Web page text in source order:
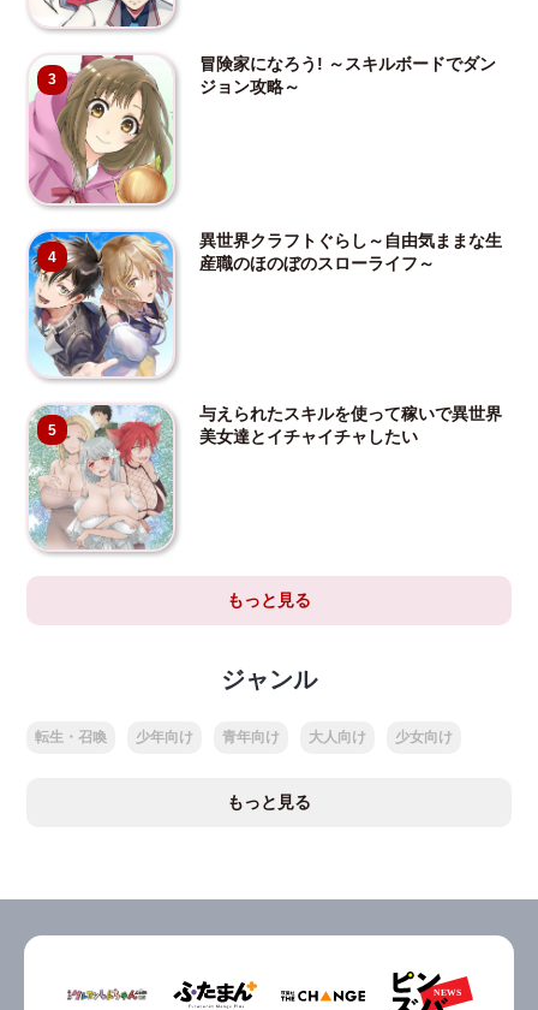
3
冒険家になろう! ～スキルボードでダン
ジョン攻略～
4
異世界クラフトぐらし～自由気ままな生
産職のほのぼのスローライフ～
5
与えられたスキルを使って稼いで異世界
美女達とイチャイチャしたい
もっと見る
ジャンル
転生・召喚 少年向け 青年向け 大人向け 少女向け
もっと見る